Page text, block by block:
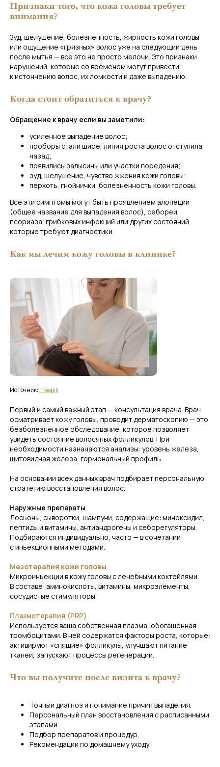
Признаки того, что кожа головы требует
внимания?
Зуд, шелушение, болезненность, жирность кожи головы
или ощущение «грязных» волос уже на следующий день
после мытья — всё это не просто мелочи. Это признаки
нарушений, которые со временем могут привести
к истончению волос, их ломкости и даже выпадению.
Когда стоит обратиться к врачу?
Обращение к врачу если вы заметили:
усиленное выпадение волос;
проборы стали шире, линия роста волос отступила
назад;
появились залысины или участки поредения;
зуд, шелушение, чувство жжения кожи головы;
перхоть, гнойнички, болезненность кожи головы.
Все эти симптомы могут быть проявлением алопеции
(общее название для выпадения волос), себореи,
псориаза, грибковых инфекций или других состояний,
которые требуют диагностики.
Как мы лечим кожу головы в клинике?
Источник: Freepik
Первый и самый важный этап — консультация врача. Врач
осматривает кожу головы, проводит дерматоскопию — это
безболезненное обследование, которое позволяет
увидеть состояние волосяных фолликулов. При
необходимости назначаются анализы: уровень железа,
щитовидная железа, гормональный профиль.
На основании всех данных врач подбирает персональную
стратегию восстановления волос.
Наружные препараты
Лосьоны, сыворотки, шампуни, содержащие: миноксидил,
пептиды и витамины, антиандрогены и себорегуляторы.
Подбираются индивидуально, часто — в сочетании
с инъекционными методами.
Мезотерапия кожи головы
Микроинъекции в кожу головы с лечебными коктейлями.
В составе: аминокислоты, витамины, микроэлементы,
сосудистые стимуляторы.
Плазмотерапия (PRP)
Используется ваша собственная плазма, обогащённая
тромбоцитами. В ней содержатся факторы роста, которые:
активируют «спящие» фолликулы, улучшают питание
тканей, запускают процессы регенерации.
Что вы получите после визита к врачу?
Точный диагноз и понимание причин выпадения.
Персональный план восстановления с расписанными
этапами.
Подбор препаратов и процедур.
Рекомендации по домашнему уходу.
Запишитесь на консультацию
для подбора метода лечения
+7
Я соглашаюсь наобработку
персональных данных
Оставить заявку
Оставьте заявку — мы свяжемся с вами
и запишем на прием.